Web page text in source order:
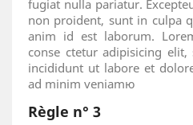
fugiat nulla pariatur.
non proident, sunt in culpa
anim id est laborum.
conse ctetur adipisicing
incididunt ut labore et
ad minim veniamю
Règle n° 3